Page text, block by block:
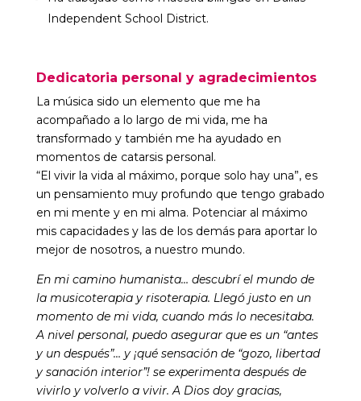
Independent School District.
Dedicatoria personal y agradecimientos
La música sido un elemento que me ha
acompañado a lo largo de mi vida, me ha
transformado y también me ha ayudado en
momentos de catarsis personal.
“El vivir la vida al máximo, porque solo hay una”, es
un pensamiento muy profundo que tengo grabado
en mi mente y en mi alma. Potenciar al máximo
mis capacidades y las de los demás para aportar lo
mejor de nosotros, a nuestro mundo.
En mi camino humanista… descubrí el mundo de
la musicoterapia y risoterapia. Llegó justo en un
momento de mi vida, cuando más lo necesitaba.
A nivel personal, puedo asegurar que es un “antes
y un después”… y ¡qué sensación de “gozo, libertad
y sanación interior”! se experimenta después de
vivirlo y volverlo a vivir. A Dios doy gracias,